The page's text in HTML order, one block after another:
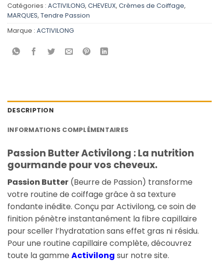
Catégories : ACTIVILONG, CHEVEUX, Crèmes de Coiffage,
MARQUES, Tendre Passion
Marque : ACTIVILONG
DESCRIPTION
INFORMATIONS COMPLÉMENTAIRES
Passion Butter Activilong : La nutrition
gourmande pour vos cheveux.
Passion Butter (Beurre de Passion) transforme
votre routine de coiffage grâce à sa texture
fondante inédite. Conçu par Activilong, ce soin de
finition pénètre instantanément la fibre capillaire
pour sceller l’hydratation sans effet gras ni résidu.
Pour une routine capillaire complète, découvrez
toute la gamme Activilong sur notre site.